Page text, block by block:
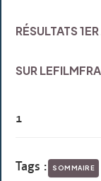
RÉSULTATS
SUR
1
Tags : SOMMAIRE